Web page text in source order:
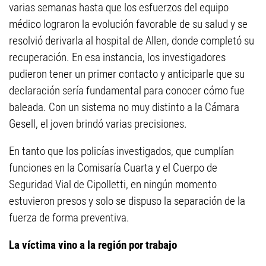
varias semanas hasta que los esfuerzos del equipo
médico lograron la evolución favorable de su salud y se
resolvió derivarla al hospital de Allen, donde completó su
recuperación. En esa instancia, los investigadores
pudieron tener un primer contacto y anticiparle que su
declaración sería fundamental para conocer cómo fue
baleada. Con un sistema no muy distinto a la Cámara
Gesell, el joven brindó varias precisiones.
En tanto que los policías investigados, que cumplían
funciones en la Comisaría Cuarta y el Cuerpo de
Seguridad Vial de Cipolletti, en ningún momento
estuvieron presos y solo se dispuso la separación de la
fuerza de forma preventiva.
La víctima vino a la región por trabajo